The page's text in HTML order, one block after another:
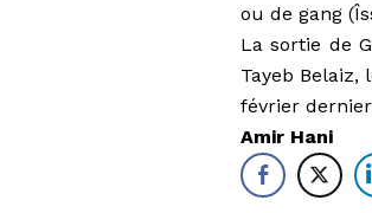
ou de gang
La sortie de
Tayeb
février
Amir Hani